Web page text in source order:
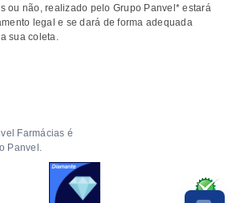
ou não, realizado pelo Grupo Panvel* estará
legal e se dará de forma adequada
sua coleta.
Farmácias é
Panvel.